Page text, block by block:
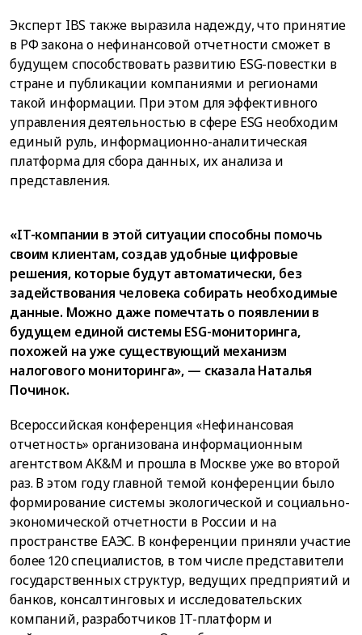
Эксперт IBS также выразила надежду, что принятие
в РФ закона о нефинансовой отчетности сможет в
будущем способствовать развитию ESG-повестки в
стране и публикации компаниями и регионами
такой информации. При этом для эффективного
управления деятельностью в сфере ESG необходим
единый руль, информационно-аналитическая
платформа для сбора данных, их анализа и
представления.
«IT-компании в этой ситуации способны помочь
своим клиентам, создав удобные цифровые
решения, которые будут автоматически, без
задействования человека собирать необходимые
данные. Можно даже помечтать о появлении в
будущем единой системы ESG-мониторинга,
похожей на уже существующий механизм
налогового мониторинга», — сказала Наталья
Починок.
Всероссийская конференция «Нефинансовая
отчетность» организована информационным
агентством AK&M и прошла в Москве уже во второй
раз. В этом году главной темой конференции было
формирование системы экологической и социально-
экономической отчетности в России и на
пространстве ЕАЭС. В конференции приняли участие
более 120 специалистов, в том числе представители
государственных структур, ведущих предприятий и
банков, консалтинговых и исследовательских
компаний, разработчиков IT-платформ и